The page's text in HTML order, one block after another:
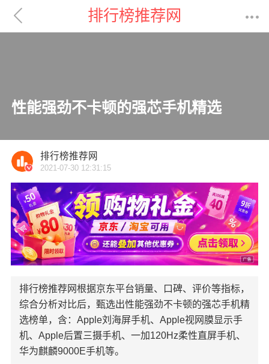
 排行榜推荐网 
性能强劲不卡顿的强芯手机精选

排行榜推荐网
2021-07-30 12:31:15
排行榜推荐网根据京东平台销量、口碑、评价等指标，
综合分析对比后，甄选出性能强劲不卡顿的强芯手机精
选榜单，含：Apple刘海屏手机、Apple视网膜显示手
机、Apple后置三摄手机、一加120Hz柔性直屏手机、
华为麒麟9000E手机等。